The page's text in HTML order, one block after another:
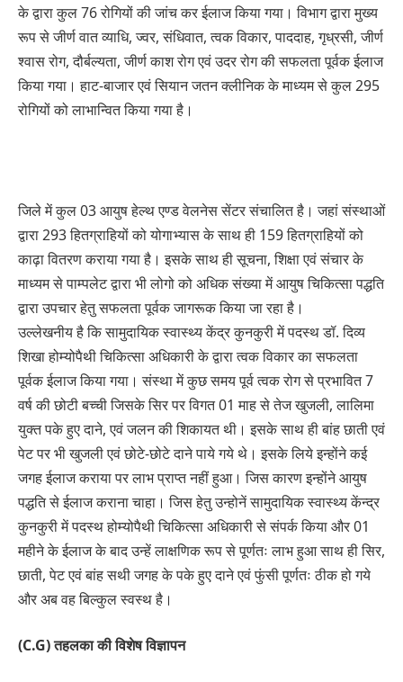
के द्वारा कुल 76 रोगियों की जांच कर ईलाज किया गया। विभाग द्वारा मुख्य
रूप से जीर्ण वात व्याधि, ज्वर, संधिवात, त्वक विकार, पाददाह, गृध्रसी, जीर्ण
श्वास रोग, दौर्बल्यता, जीर्ण काश रोग एवं उदर रोग की सफलता पूर्वक ईलाज
किया गया। हाट-बाजार एवं सियान जतन क्लीनिक के माध्यम से कुल 295
रोगियों को लाभान्वित किया गया है।
जिले में कुल 03 आयुष हेल्थ एण्ड वेलनेस सेंटर संचालित है। जहां संस्थाओं
द्वारा 293 हितग्राहियों को योगाभ्यास के साथ ही 159 हितग्राहियों को
काढ़ा वितरण कराया गया है। इसके साथ ही सूचना, शिक्षा एवं संचार के
माध्यम से पाम्पलेट द्वारा भी लोगो को अधिक संख्या में आयुष चिकित्सा पद्धति
द्वारा उपचार हेतु सफलता पूर्वक जागरूक किया जा रहा है।
उल्लेखनीय है कि सामुदायिक स्वास्थ्य केंद्र कुनकुरी में पदस्थ डॉ. दिव्य
शिखा होम्योपैथी चिकित्सा अधिकारी के द्वारा त्वक विकार का सफलता
पूर्वक ईलाज किया गया। संस्था में कुछ समय पूर्व त्वक रोग से प्रभावित 7
वर्ष की छोटी बच्ची जिसके सिर पर विगत 01 माह से तेज खुजली, लालिमा
युक्त पके हुए दाने, एवं जलन की शिकायत थी। इसके साथ ही बांह छाती एवं
पेट पर भी खुजली एवं छोटे-छोटे दाने पाये गये थे। इसके लिये इन्होंने कई
जगह ईलाज कराया पर लाभ प्राप्त नहीं हुआ। जिस कारण इन्होंने आयुष
पद्धति से ईलाज कराना चाहा। जिस हेतु उन्होनें सामुदायिक स्वास्थ्य केंन्द्र
कुनकुरी में पदस्थ होम्योपैथी चिकित्सा अधिकारी से संपर्क किया और 01
महीने के ईलाज के बाद उन्हें लाक्षणिक रूप से पूर्णतः लाभ हुआ साथ ही सिर,
छाती, पेट एवं बांह सथी जगह के पके हुए दाने एवं फुंसी पूर्णतः ठीक हो गये
और अब वह बिल्कुल स्वस्थ है।
(C.G) तहलका की विशेष विज्ञापन